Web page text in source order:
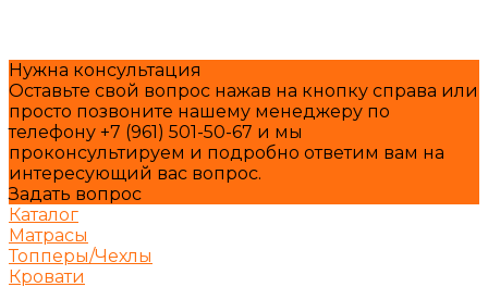
Нужна консультация
Оставьте свой вопрос нажав на кнопку справа или
просто позвоните нашему менеджеру по
телефону +7 (961) 501-50-67 и мы
проконсультируем и подробно ответим вам на
интересующий вас вопрос.
Задать вопрос
Каталог
Матрасы
Топперы/Чехлы
Кровати